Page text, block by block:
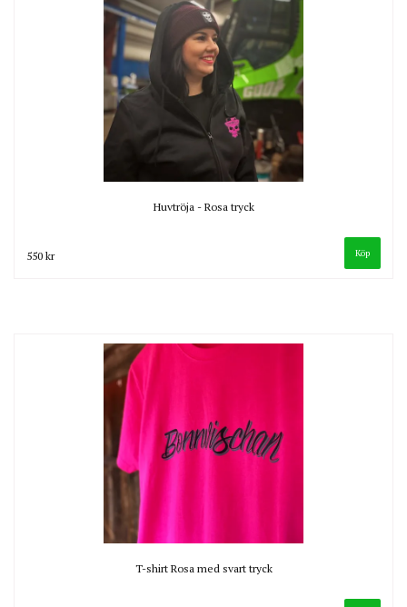
Huvtröja - Rosa tryck
550 kr Köp
T-shirt Rosa med svart tryck